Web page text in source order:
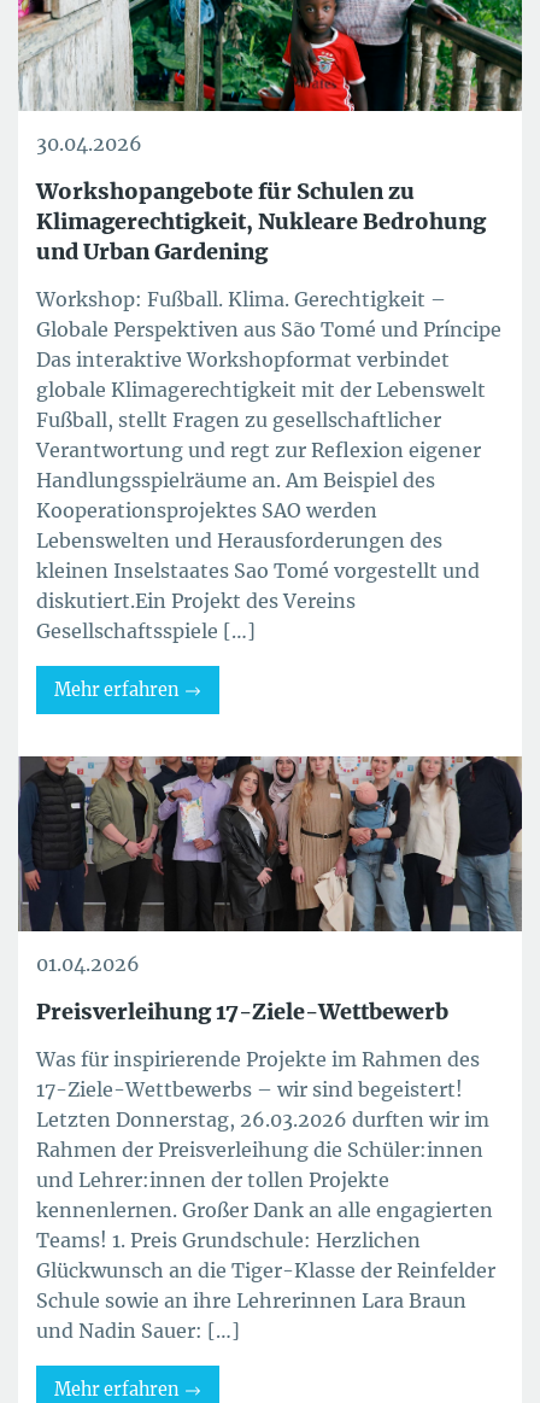
30.04.2026
Workshopangebote für Schulen zu
Klimagerechtigkeit, Nukleare Bedrohung
und Urban Gardening
Workshop: Fußball. Klima. Gerechtigkeit –
Globale Perspektiven aus São Tomé und Príncipe
Das interaktive Workshopformat verbindet
globale Klimagerechtigkeit mit der Lebenswelt
Fußball, stellt Fragen zu gesellschaftlicher
Verantwortung und regt zur Reflexion eigener
Handlungsspielräume an. Am Beispiel des
Kooperationsprojektes SAO werden
Lebenswelten und Herausforderungen des
kleinen Inselstaates Sao Tomé vorgestellt und
diskutiert.Ein Projekt des Vereins
Gesellschaftsspiele […]
Mehr erfahren
01.04.2026
Preisverleihung 17-Ziele-Wettbewerb
Was für inspirierende Projekte im Rahmen des
17-Ziele-Wettbewerbs – wir sind begeistert!
Letzten Donnerstag, 26.03.2026 durften wir im
Rahmen der Preisverleihung die Schüler:innen
und Lehrer:innen der tollen Projekte
kennenlernen. Großer Dank an alle engagierten
Teams! 1. Preis Grundschule: Herzlichen
Glückwunsch an die Tiger-Klasse der Reinfelder
Schule sowie an ihre Lehrerinnen Lara Braun
und Nadin Sauer: […]
Mehr erfahren